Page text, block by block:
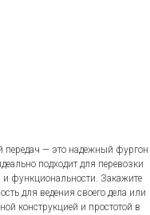
передач — это надежный фургон
подходит для перевозки
и функциональности. Закажите
для ведения своего дела или
конструкцией и простотой в